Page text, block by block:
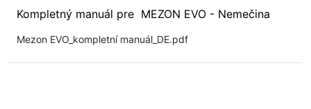
Kompletný manuál pre MEZON EVO - Nemečina
Mezon EVO_kompletní manuál_DE.pdf